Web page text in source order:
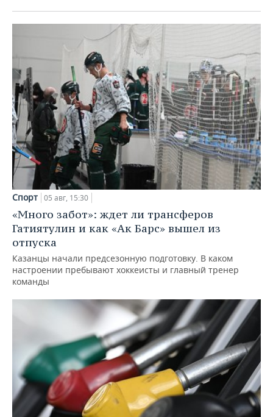
Спорт 05 авг, 15:30
«Много забот»: ждет ли трансферов
Гатиятулин и как «Ак Барс» вышел из
отпуска
Казанцы начали предсезонную подготовку. В каком
настроении пребывают хоккеисты и главный тренер
команды